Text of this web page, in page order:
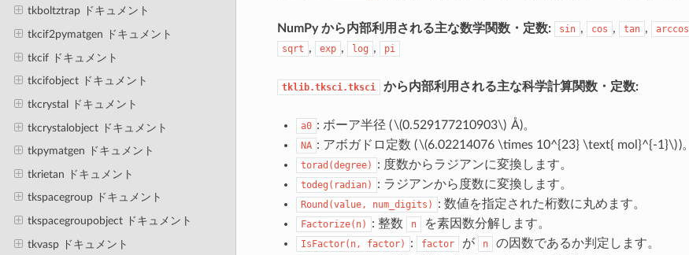
tkboltztrap ドキュメント
tkcif2pymatgen ドキュメント
tkcif ドキュメント
tkcifobject ドキュメント
tkcrystal ドキュメント
tkcrystalobject ドキュメント
tkpymatgen ドキュメント
tkrietan ドキュメント
tkspacegroup ドキュメント
tkspacegroupobject ドキュメント
tkvasp ドキュメント
NumPy から内部利用される主な数学関数・定数: sin , cos , tan , arccos
sqrt , exp , log , pi
tklib.tksci.tksci から内部利用される主な科学計算関数・定数:
a0 : ボーア半径 ( \(0.529177210903\) Å)。
NA : アボガドロ定数 ( \(6.02214076 \times 10^{23} \text{ mol}^{-1}\) )。
torad(degree) : 度数からラジアンに変換します。
todeg(radian) : ラジアンから度数に変換します。
Round(value, num_digits) : 数値を指定された桁数に丸めます。
Factorize(n) : 整数 n を素因数分解します。
IsFactor(n, factor) : factor が n の因数であるか判定します。